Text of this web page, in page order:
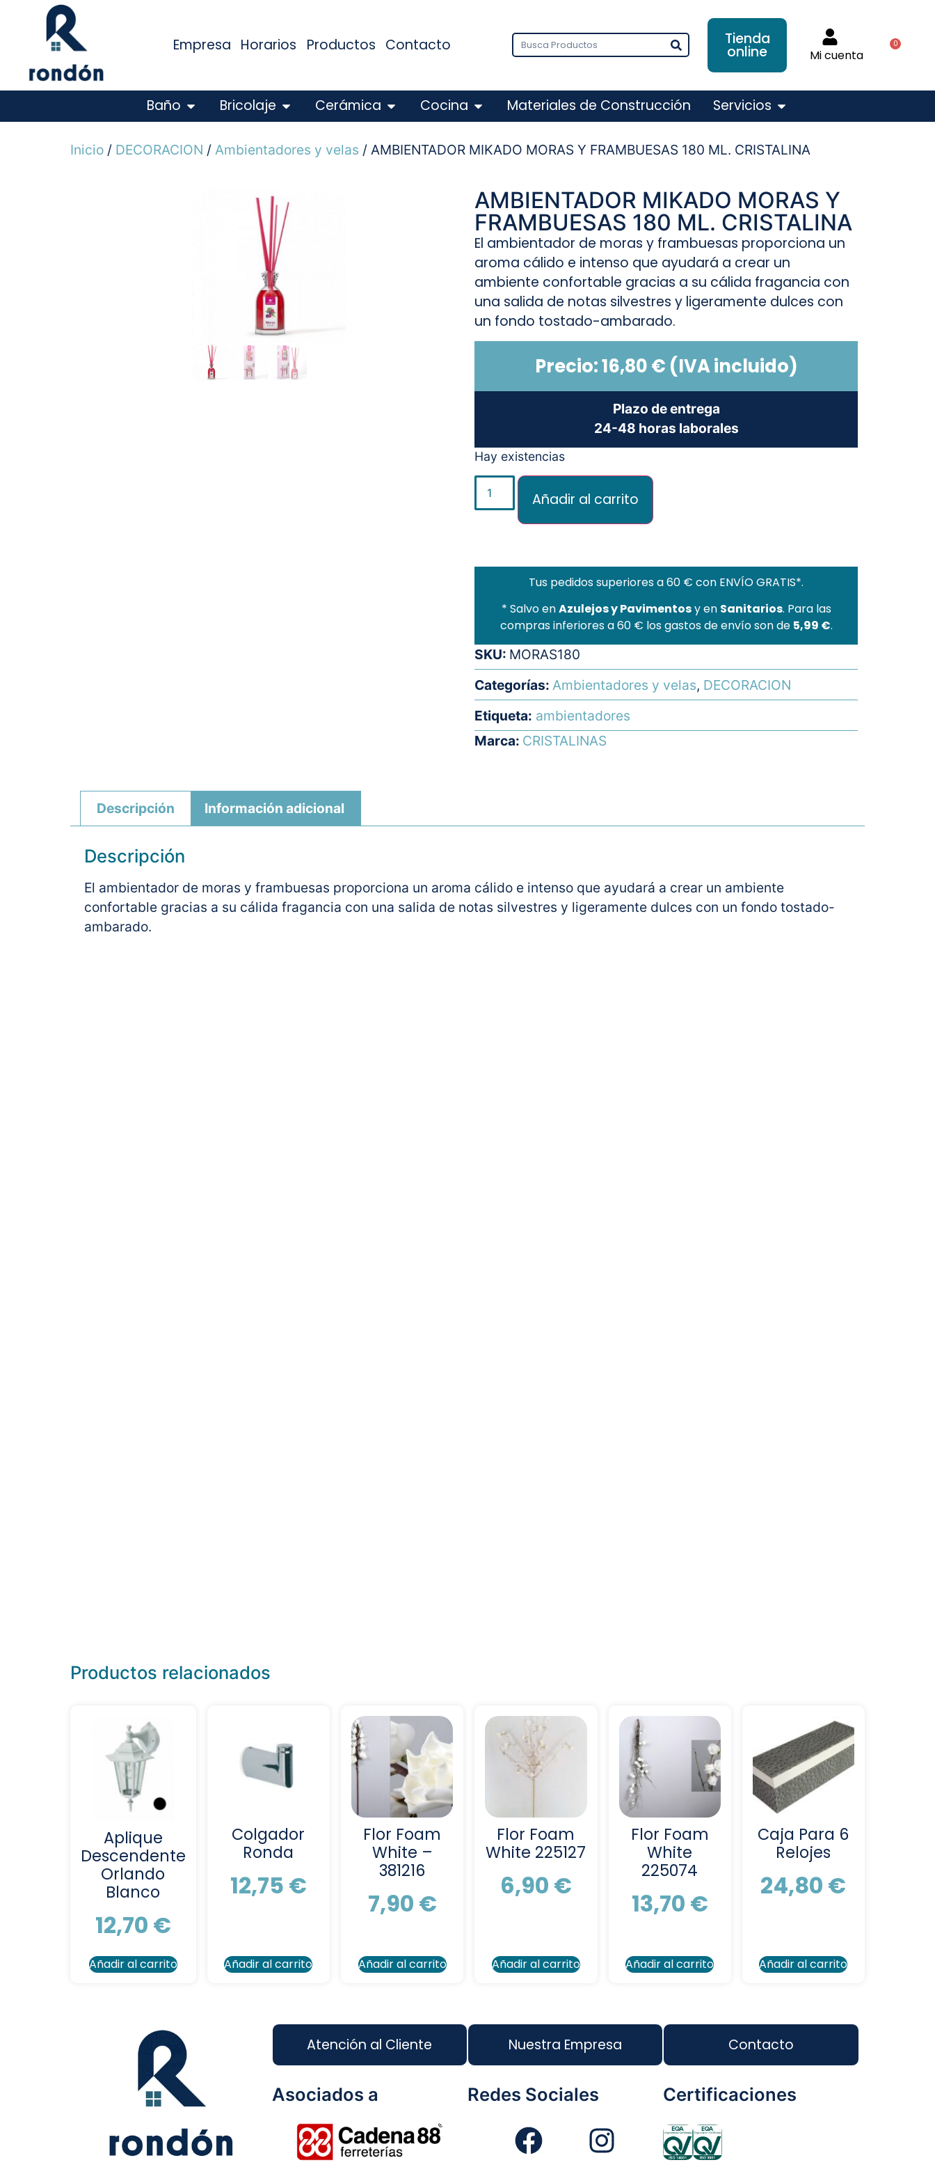
Empresa Horarios Productos Contacto Tienda
online Mi cuenta
0
Baño Bricolaje Cerámica Cocina Materiales de Construcción Servicios
Inicio/ DECORACION / Ambientadores y velas / AMBIENTADOR MIKADO MORAS Y FRAMBUESAS 180 ML. CRISTALINA
AMBIENTADOR MIKADO MORAS Y
FRAMBUESAS 180 ML. CRISTALINA
El ambientador de moras y frambuesas proporciona un
aroma cálido e intenso que ayudará a crear un
ambiente confortable gracias a su cálida fragancia con
una salida de notas silvestres y ligeramente dulces con
un fondo tostado-ambarado.
Precio:16,80€ (IVA incluido)
Plazo de entrega
24-48 horas laborales
Hay existencias
Añadir al carrito
Tus pedidos superiores a 60 € con ENVÍO GRATIS*.
* Salvo enAzulejos y Pavimentosy en Sanitarios. Para las
compras inferiores a 60 € los gastos de envío son de 5,99 €.
SKU: MORAS180
Categorías: Ambientadores y velas, DECORACION
Etiqueta: ambientadores
Marca: CRISTALINAS
Descripción Información adicional
Descripción
El ambientador de moras y frambuesas proporciona un aroma cálido e intenso que ayudará a crear un ambiente
confortable gracias a su cálida fragancia con una salida de notas silvestres y ligeramente dulces con un fondo tostado-
ambarado.
Productos relacionados
Aplique
Descendente
Orlando
Blanco
12,70 €
Añadir al carrito
Colgador
Ronda
12,75 €
Añadir al carrito
Flor Foam
White –
381216
7,90 €
Añadir al carrito
Flor Foam
White 225127
6,90 €
Añadir al carrito
Flor Foam
White
225074
13,70 €
Añadir al carrito
Caja Para 6
Relojes
24,80 €
Añadir al carrito
Atención al Cliente
Asociados a
Nuestra Empresa
Redes Sociales
Contacto
Certificaciones